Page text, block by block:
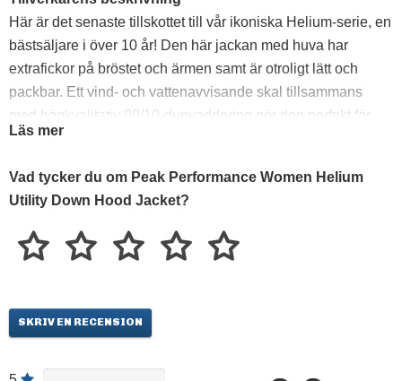
Här är det senaste tillskottet till vår ikoniska Helium-serie, en
bästsäljare i över 10 år! Den här jackan med huva har
extrafickor på bröstet och ärmen samt är otroligt lätt och
packbar. Ett vind- och vattenavvisande skal tillsammans
med högkvalitativ 90/10-dunvaddering gör den perfekt för
alla friluftsäventyr. Använd den som ett ytterlager eller under
producerat dun som kan spåras genom Track My Down®-
programmet.
Läs mer
Vad tycker du om Peak Performance Women Helium
Utility Down Hood Jacket?
SKRIV EN RECENSION